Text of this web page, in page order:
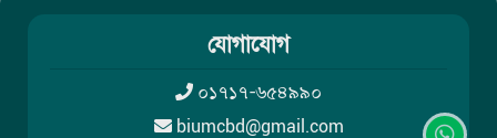
যোগাযোগ
০১৭১৭-৬৫৪৯৯০
biumcbd@gmail.com